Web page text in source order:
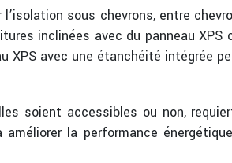
l’isolation sous chevrons, entre
inclinées avec du panneau
XPS avec une étanchéité intégrée
soient accessibles ou non,
la performance